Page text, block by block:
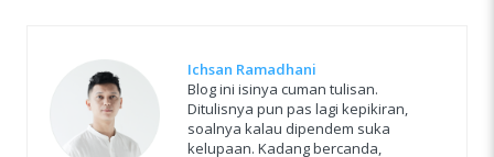
Ichsan Ramadhani
Blog ini isinya cuman tulisan.
Ditulisnya pun pas lagi kepikiran,
soalnya kalau dipendem suka
kelupaan. Kadang bercanda,